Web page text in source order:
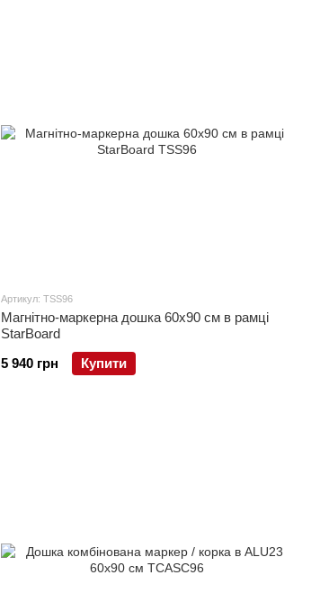
Артикул: TSS96
Магнітно-маркерна дошка 60x90 см в рамці
StarBoard
5 940 грн
Купити